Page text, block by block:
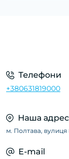
Телефони
+380631819000
Наша
м. Полтава, вулиця
E-mail